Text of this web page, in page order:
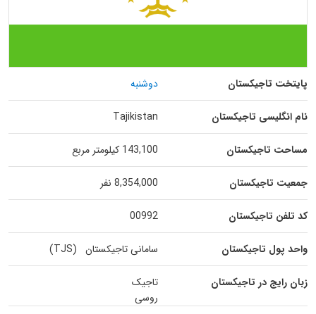
پایتخت تاجیکستان دوشنبه
نام انگلیسی تاجیکستان Tajikistan
مساحت تاجیکستان 143,100 کیلومتر مربع
جمعیت تاجیکستان 8,354,000 نفر
کد تلفن تاجیکستان 00992
واحد پول تاجیکستان سامانی تاجیکستان (TJS)
زبان رایج در تاجیکستان
تاجیک
روسی